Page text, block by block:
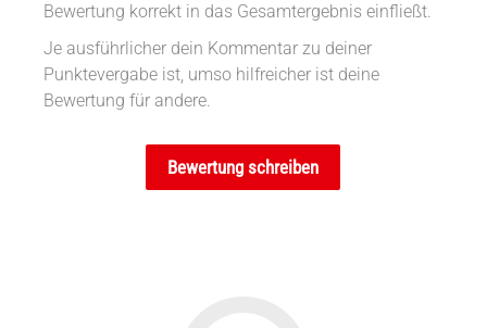
Bewertung korrekt in das Gesamtergebnis einfließt.
Je ausführlicher dein Kommentar zu deiner
Punktevergabe ist, umso hilfreicher ist deine
Bewertung für andere.
Bewertung schreiben